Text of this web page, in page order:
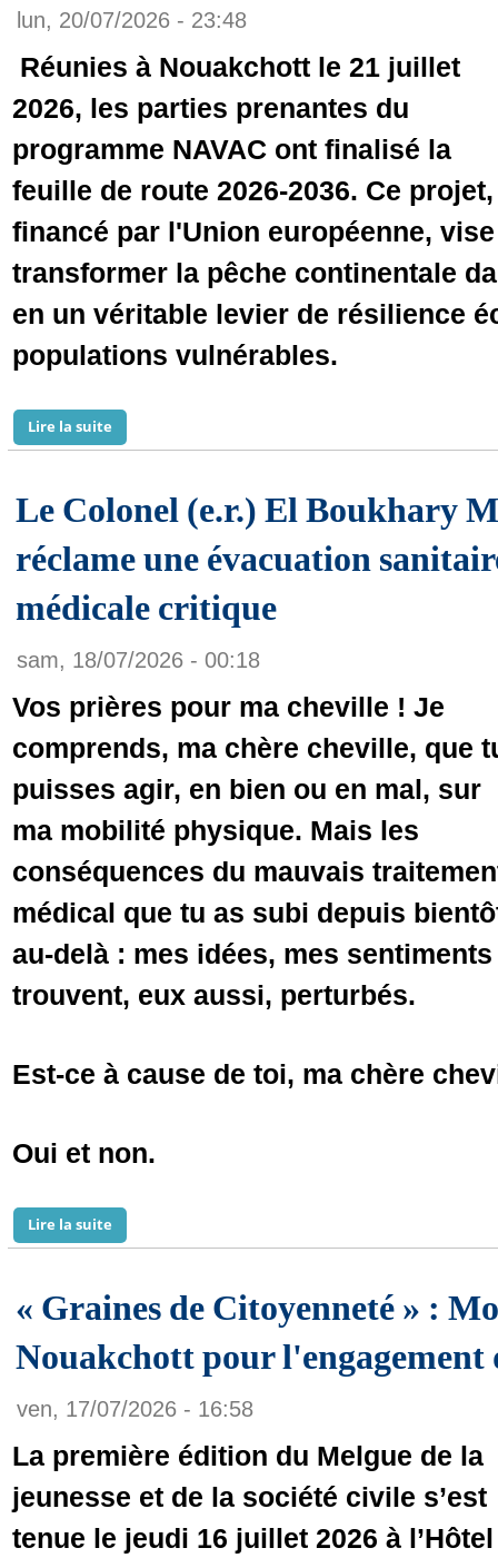
lun, 20/07/2026 - 23:48
Réunies à Nouakchott le 21 juillet
2026, les parties prenantes du
programme NAVAC ont finalisé la
feuille de route 2026-2036. Ce projet,
financé par l'Union européenne,
transformer la pêche continentale
en un véritable levier de résilience
populations vulnérables.
Lire la suite
Le Colonel (e.r.) El Boukhary
réclame une évacuation
médicale critique
sam, 18/07/2026 - 00:18
Vos prières pour ma cheville ! Je
comprends, ma chère cheville, que
puisses agir, en bien ou en mal, sur
ma mobilité physique. Mais les
conséquences du mauvais
médical que tu as subi depuis
au-delà : mes idées, mes
trouvent, eux aussi, perturbés.
Est-ce à cause de toi, ma chère
Oui et non.
Lire la suite
« Graines de Citoyenneté » :
Nouakchott pour l'engagement
ven, 17/07/2026 - 16:58
La première édition du Melgue de la
jeunesse et de la société civile s’est
tenue le jeudi 16 juillet 2026 à l’Hôtel